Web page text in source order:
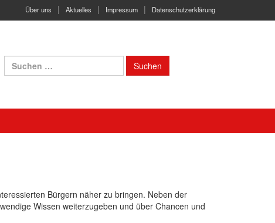
Über uns Aktuelles Impressum Datenschutzerklärung
Suchen
nach:
Bürgern näher zu bringen. Neben der
Wissen weiterzugeben und über Chancen und